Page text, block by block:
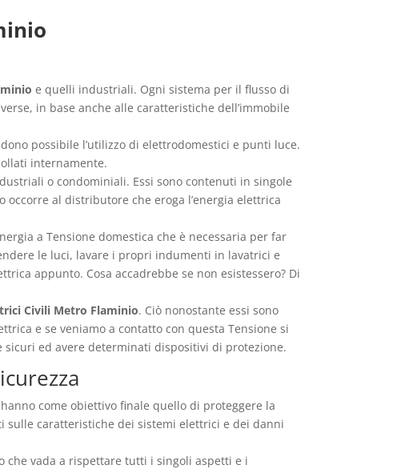
e quelli industriali. Ogni sistema per il flusso di
in base anche alle caratteristiche dell’immobile
possibile l’utilizzo di elettrodomestici e punti luce.
internamente.
o condominiali. Essi sono contenuti in singole
al distributore che eroga l’energia elettrica
a Tensione domestica che è necessaria per far
le luci, lavare i propri indumenti in lavatrici e
appunto. Cosa accadrebbe se non esistessero? Di
Civili Metro Flaminio. Ciò nonostante essi sono
e se veniamo a contatto con questa Tensione si
ed avere determinati dispositivi di protezione.
come obiettivo finale quello di proteggere la
sulle caratteristiche dei sistemi elettrici e dei danni
che vada a rispettare tutti i singoli aspetti e i